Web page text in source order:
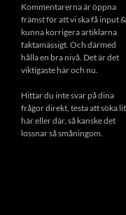
Kommentarerna är öppna
främst för att vi ska få input &
kunna korrigera artiklarna
faktamässigt. Och därmed
hålla en bra nivå. Det är det
viktigaste här och nu.
Hittar du inte svar på dina
frågor direkt, testa att söka
här eller där, så kanske det
lossnar så småningom.